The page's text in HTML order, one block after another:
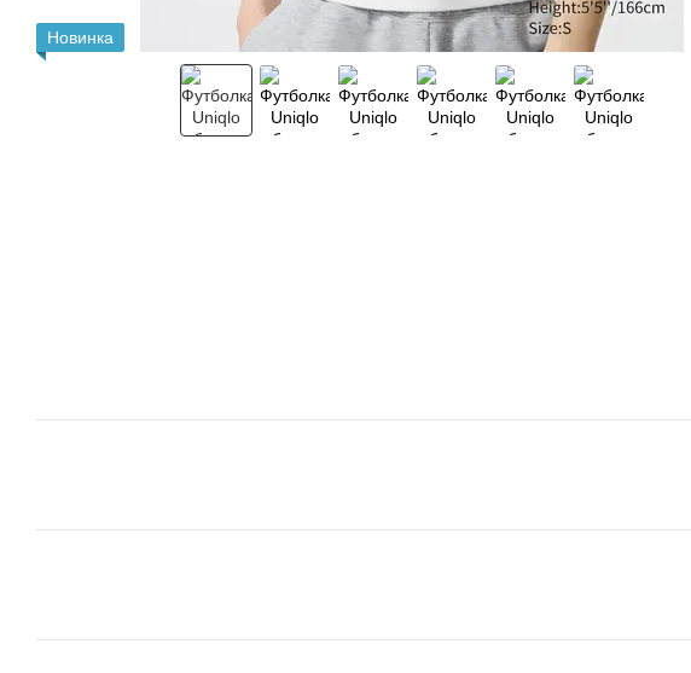
Новинка